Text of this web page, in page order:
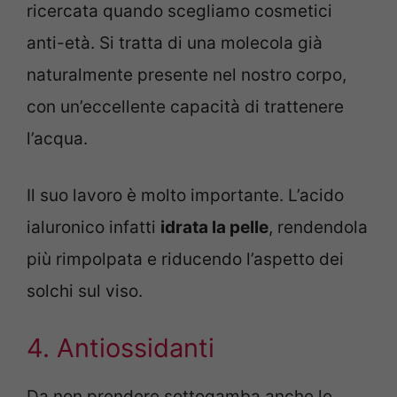
ricercata quando scegliamo cosmetici
anti-età. Si tratta di una molecola già
naturalmente presente nel nostro corpo,
con un’eccellente capacità di trattenere
l’acqua.
Il suo lavoro è molto importante. L’acido
ialuronico infatti idrata la pelle, rendendola
più rimpolpata e riducendo l’aspetto dei
solchi sul viso.
4. Antiossidanti